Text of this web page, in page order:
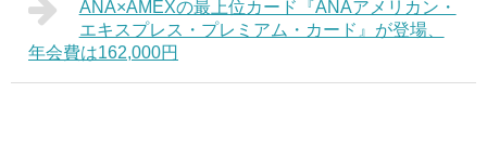
ANA×AMEXの最上位カード『ANAアメリカン・
エキスプレス・プレミアム・カード』が登場、
年会費は162,000円